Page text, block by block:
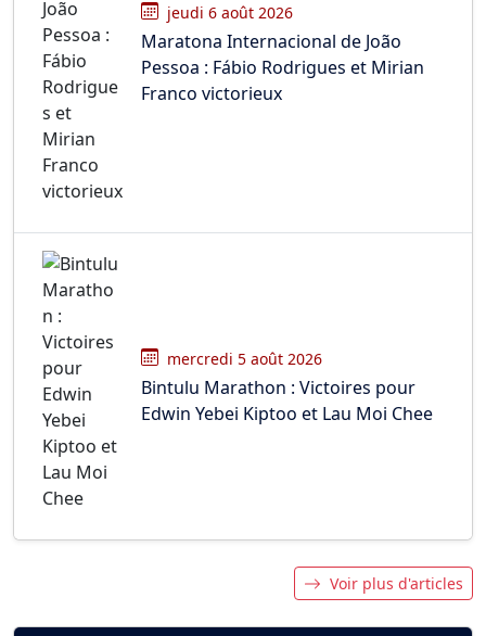
jeudi 6 août 2026
Maratona Internacional de João
Pessoa : Fábio Rodrigues et Mirian
Franco victorieux
mercredi 5 août 2026
Bintulu Marathon : Victoires pour
Edwin Yebei Kiptoo et Lau Moi Chee
Voir plus d'articles